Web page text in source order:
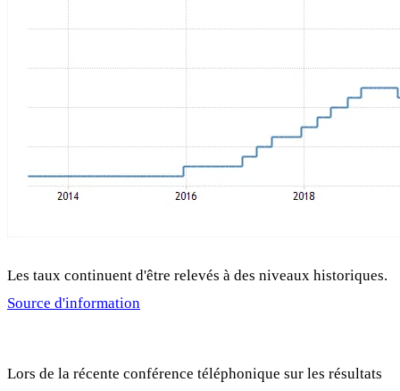
Les taux continuent d'être relevés à des niveaux historiques.
Source d'information
Lors de la récente conférence téléphonique sur les résultats